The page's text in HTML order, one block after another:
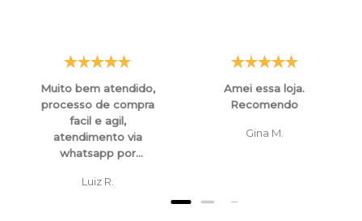
Muito bem atendido,
processo de compra
facil e agil,
atendimento via
whatsapp por
atenciosos e
Luiz R.
Amei essa loja.
Recomendo
Gina M.